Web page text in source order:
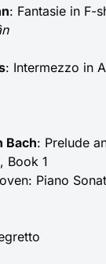
: Fantasie in F-
: Intermezzo in
Bach: Prelude
Book 1
Piano